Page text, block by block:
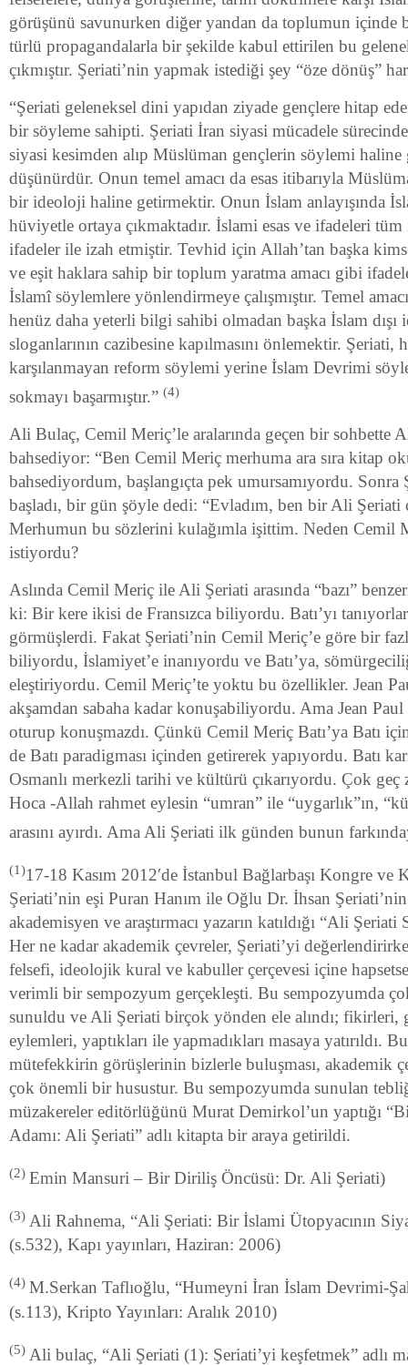
görüşünü savunurken diğer yandan da toplumun içinde
türlü propagandalarla bir şekilde kabul ettirilen bu
çıkmıştır. Şeriati’nin yapmak istediği şey “öze dönüş”
“Şeriati geleneksel dini yapıdan ziyade gençlere hitap
bir söyleme sahipti. Şeriati İran siyasi mücadele
siyasi kesimden alıp Müslüman gençlerin söylemi
düşünürdür. Onun temel amacı da esas itibarıyla
bir ideoloji haline getirmektir. Onun İslam anlayışında
hüviyetle ortaya çıkmaktadır. İslami esas ve ifadeleri
ifadeler ile izah etmiştir. Tevhid için Allah’tan başka
ve eşit haklara sahip bir toplum yaratma amacı gibi
İslamî söylemlere yönlendirmeye çalışmıştır. Temel
henüz daha yeterli bilgi sahibi olmadan başka İslam
sloganlarının cazibesine kapılmasını önlemektir. Şeriati,
karşılanmayan reform söylemi yerine İslam Devrimi
sokmayı başarmıştır.” (4)
Ali Bulaç, Cemil Meriç’le aralarında geçen bir sohbette
bahsediyor: “Ben Cemil Meriç merhuma ara sıra kitap
bahsediyordum, başlangıçta pek umursamıyordu.
başladı, bir gün şöyle dedi: “Evladım, ben bir Ali
Merhumun bu sözlerini kulağımla işittim. Neden Cemil
istiyordu?
Aslında Cemil Meriç ile Ali Şeriati arasında “bazı”
ki: Bir kere ikisi de Fransızca biliyordu. Batı’yı
görmüşlerdi. Fakat Şeriati’nin Cemil Meriç’e göre bir
biliyordu, İslamiyet’e inanıyordu ve Batı’ya,
eleştiriyordu. Cemil Meriç’te yoktu bu özellikler. Jean
akşamdan sabaha kadar konuşabiliyordu. Ama Jean
oturup konuşmazdı. Çünkü Cemil Meriç Batı’ya Batı
de Batı paradigması içinden getirerek yapıyordu. Batı
Osmanlı merkezli tarihi ve kültürü çıkarıyordu. Çok geç
Hoca -Allah rahmet eylesin “umran” ile “uygarlık”ın,
arasını ayırdı. Ama Ali Şeriati ilk günden bunun
(1)17-18 Kasım 2012′de İstanbul Bağlarbaşı Kongre ve
Şeriati’nin eşi Puran Hanım ile Oğlu Dr. İhsan
akademisyen ve araştırmacı yazarın katıldığı “Ali
Her ne kadar akademik çevreler, Şeriati’yi
felsefi, ideolojik kural ve kabuller çerçevesi içine
verimli bir sempozyum gerçekleşti. Bu sempozyumda
sunuldu ve Ali Şeriati birçok yönden ele alındı; fikirleri,
eylemleri, yaptıkları ile yapmadıkları masaya yatırıldı.
mütefekkirin görüşlerinin bizlerle buluşması, akademik
çok önemli bir husustur. Bu sempozyumda sunulan
müzakereler editörlüğünü Murat Demirkol’un yaptığı
Adamı: Ali Şeriati” adlı kitapta bir araya getirildi.
(2) Emin Mansuri – Bir Diriliş Öncüsü: Dr. Ali Şeriati)
(3) Ali Rahnema, “Ali Şeriati: Bir İslami Ütopyacının
(s.532), Kapı yayınları, Haziran: 2006)
(4) M.Serkan Taflıoğlu, “Humeyni İran İslam Devrimi-
(s.113), Kripto Yayınları: Aralık 2010)
(5) Ali bulaç, “Ali Şeriati (1): Şeriati’yi keşfetmek” adlı